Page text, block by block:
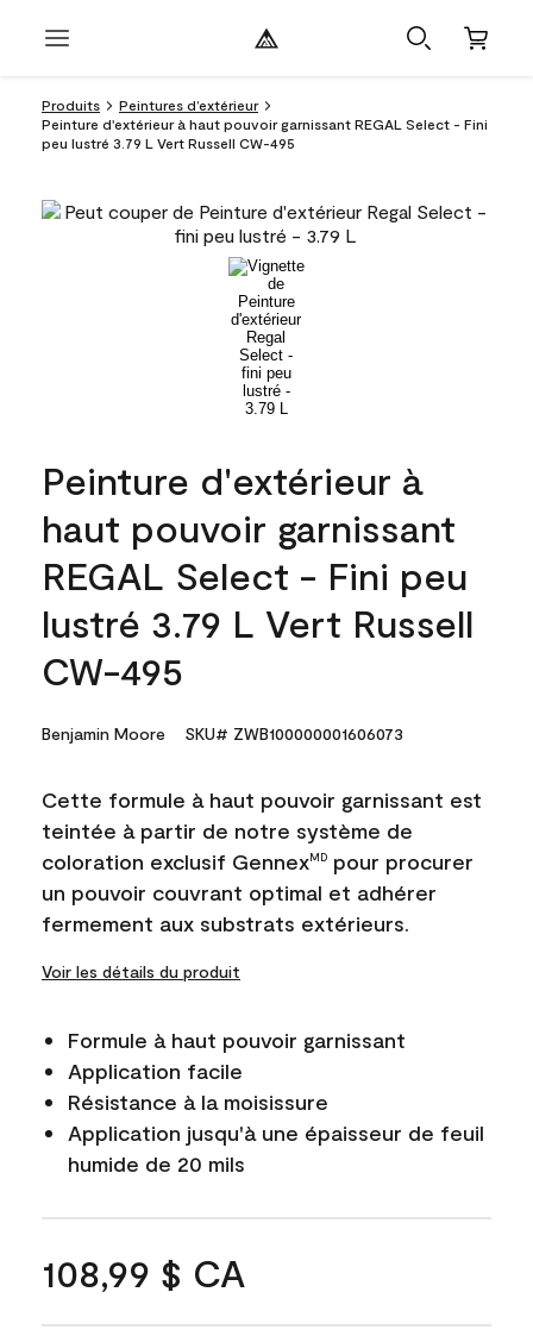
Produits
Peintures d’extérieur
Peinture d'extérieur à haut pouvoir garnissant REGAL Select - Fini
peu lustré 3.79 L Vert Russell CW-495
Peinture d'extérieur à
haut pouvoir garnissant
REGAL Select - Fini peu
lustré 3.79 L Vert Russell
CW-495
Benjamin Moore SKU# ZWB100000001606073
Cette formule à haut pouvoir garnissant est
teintée à partir de notre système de
coloration exclusif GennexMD pour procurer
un pouvoir couvrant optimal et adhérer
fermement aux substrats extérieurs.
Voir les détails du produit
Formule à haut pouvoir garnissant
Application facile
Résistance à la moisissure
Application jusqu'à une épaisseur de feuil
humide de 20 mils
108,99 $ CA